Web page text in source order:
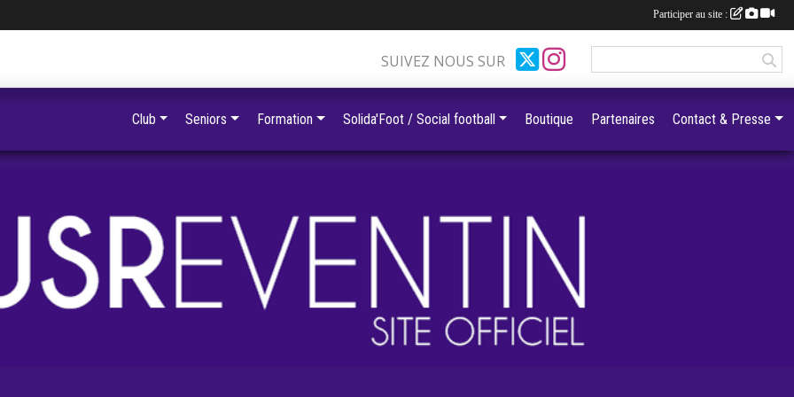
SUIVEZ NOUS SUR
Club Seniors Formation Solida'Foot / Social football Boutique Partenaires Contact & Presse
Participer au site :